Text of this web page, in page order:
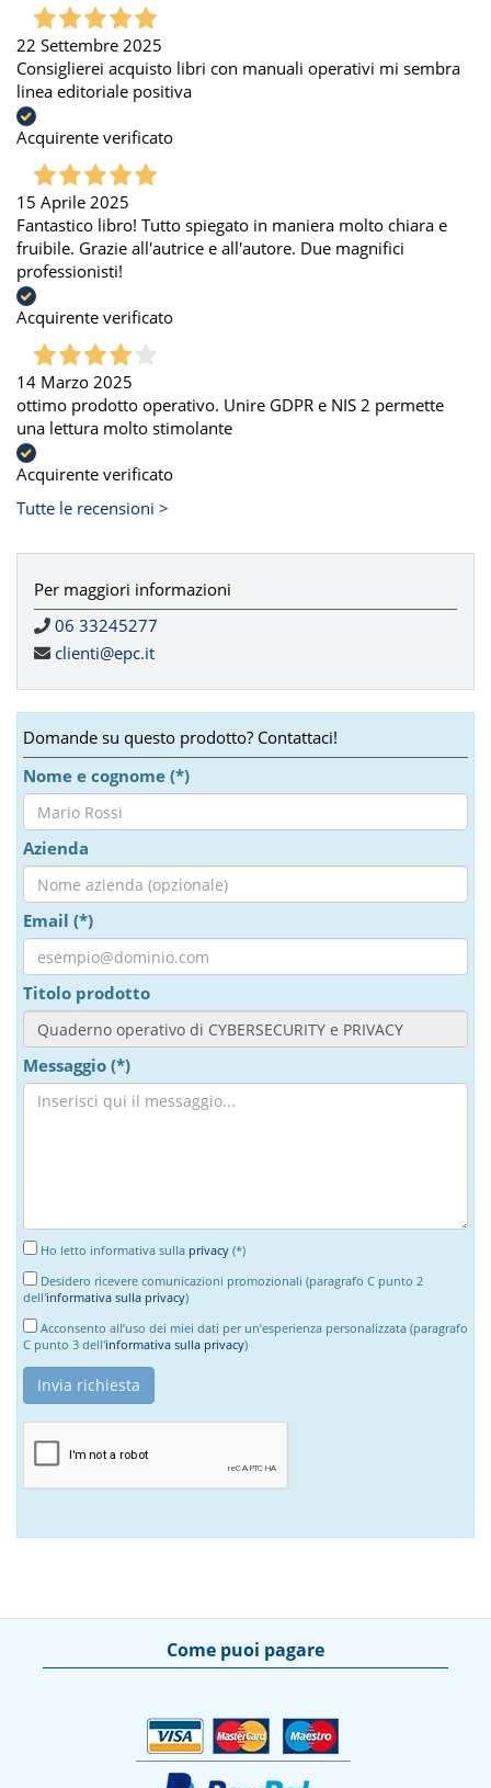
22 Settembre 2025
Consiglierei acquisto libri con manuali operativi mi sembra
linea editoriale positiva
Acquirente verificato
15 Aprile 2025
Fantastico libro! Tutto spiegato in maniera molto chiara e
fruibile. Grazie all'autrice e all'autore. Due magnifici
professionisti!
Acquirente verificato
14 Marzo 2025
ottimo prodotto operativo. Unire GDPR e NIS 2 permette
una lettura molto stimolante
Acquirente verificato
Tutte le recensioni >
Per maggiori informazioni
06 33245277
clienti@epc.it
Domande su questo prodotto? Contattaci!
Nome e cognome (*)
Azienda
Email (*)
Titolo prodotto
Messaggio (*)
Ho letto informativa sulla privacy (*)
Desidero ricevere comunicazioni promozionali (paragrafo C punto 2
dell'informativa sulla privacy)
Acconsento all’uso dei miei dati per un’esperienza personalizzata (paragrafo
C punto 3 dell'informativa sulla privacy)
Come puoi pagare